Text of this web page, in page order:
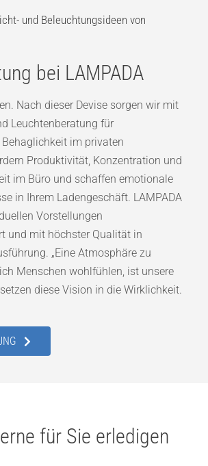
und Beleuchtungsideen von
bei LAMPADA
Nach dieser Devise sorgen wir mit
Leuchtenberatung für
im privaten
Produktivität, Konzentration und
im Büro und schaffen emotionale
in Ihrem Ladengeschäft. LAMPADA
Vorstellungen
und mit höchster Qualität in
„Eine Atmosphäre zu
Menschen wohlfühlen, ist unsere
diese Vision in die Wirklichkeit.
für Sie erledigen